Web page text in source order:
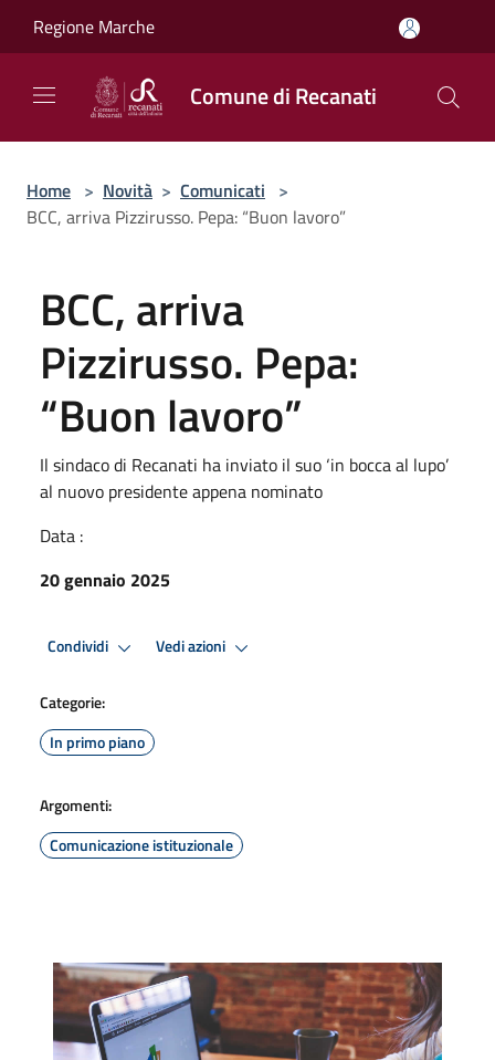
Regione Marche
Comune di Recanati
Home > Novità > Comunicati >
BCC, arriva Pizzirusso. Pepa: “Buon lavoro”
BCC, arriva
Pizzirusso. Pepa:
“Buon lavoro”
Il sindaco di Recanati ha inviato il suo ‘in bocca al lupo’
al nuovo presidente appena nominato
Data :
20 gennaio 2025
Condividi Vedi azioni
Categorie:
In primo piano
Argomenti:
Comunicazione istituzionale